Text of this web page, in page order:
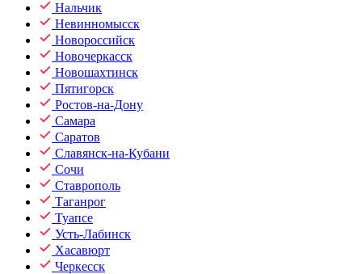
Нальчик
Невинномысск
Новороссийск
Новочеркасск
Новошахтинск
Пятигорск
Ростов-на-Дону
Самара
Саратов
Славянск-на-Кубани
Сочи
Ставрополь
Таганрог
Туапсе
Усть-Лабинск
Хасавюрт
Черкесск